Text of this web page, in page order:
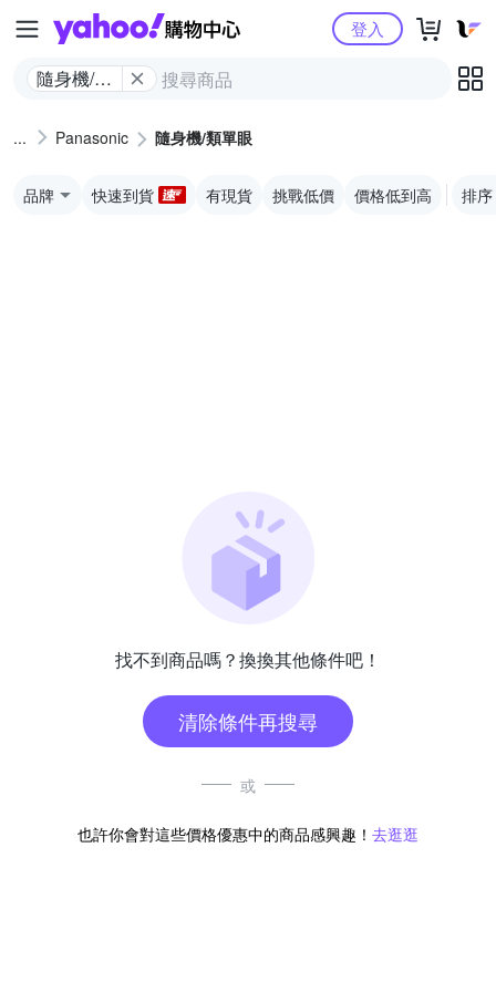
Yahoo購物中心
隨身機/類
登入
Panasonic 隨身機/類單眼
品牌 快速到貨 有現貨 挑戰低價 價格低到高 排序
找不到商品嗎？換換其他條件吧！
清除條件再搜尋
或
也許你會對這些價格優惠中的商品感興趣！ 去逛逛